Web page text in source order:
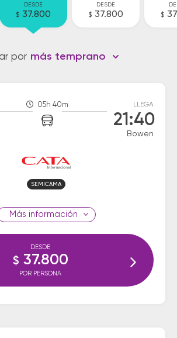
DESDE
$ 37.800
DESDE
$ 37.800 $
por más temprano
05h 40m LLEGA
21:40
Bowen
SEMICAMA
información
DESDE
$ 37.800
POR PERSONA